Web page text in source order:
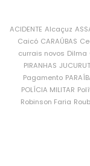
ACIDENTE Alcaçuz
Caicó CARAÚBAS
currais novos Dilma
PIRANHAS
Pagamento
POLÍCIA MILITAR
Robinson Faria